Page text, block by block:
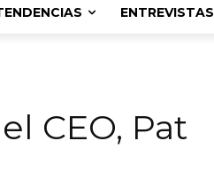
ENTREVISTAS
CEO, Pat